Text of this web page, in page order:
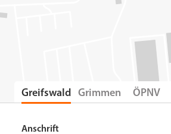
Greifswald Grimmen ÖPNV
Anschrift